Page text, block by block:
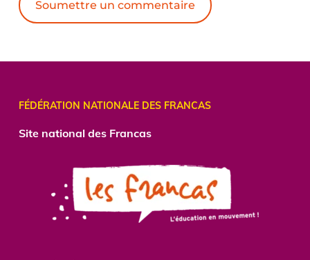
FÉDÉRATION NATIONALE DES FRANCAS
Site national des Francas